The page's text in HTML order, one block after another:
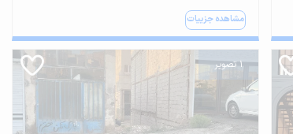
مشاهده جزییات
1 تصویر